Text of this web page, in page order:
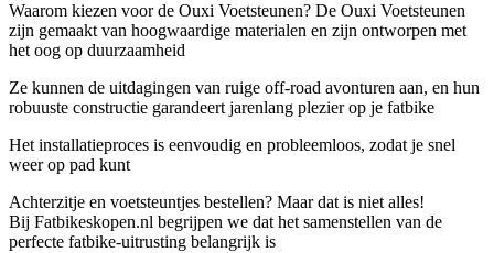
Waarom kiezen voor de Ouxi Voetsteunen? De Ouxi Voetsteunen
zijn gemaakt van hoogwaardige materialen en zijn ontworpen met
het oog op duurzaamheid
Ze kunnen de uitdagingen van ruige off-road avonturen aan, en hun
robuuste constructie garandeert jarenlang plezier op je fatbike
Het installatieproces is eenvoudig en probleemloos, zodat je snel
weer op pad kunt
Achterzitje en voetsteuntjes bestellen? Maar dat is niet alles!
Bij Fatbikeskopen.nl begrijpen we dat het samenstellen van de
perfecte fatbike-uitrusting belangrijk is